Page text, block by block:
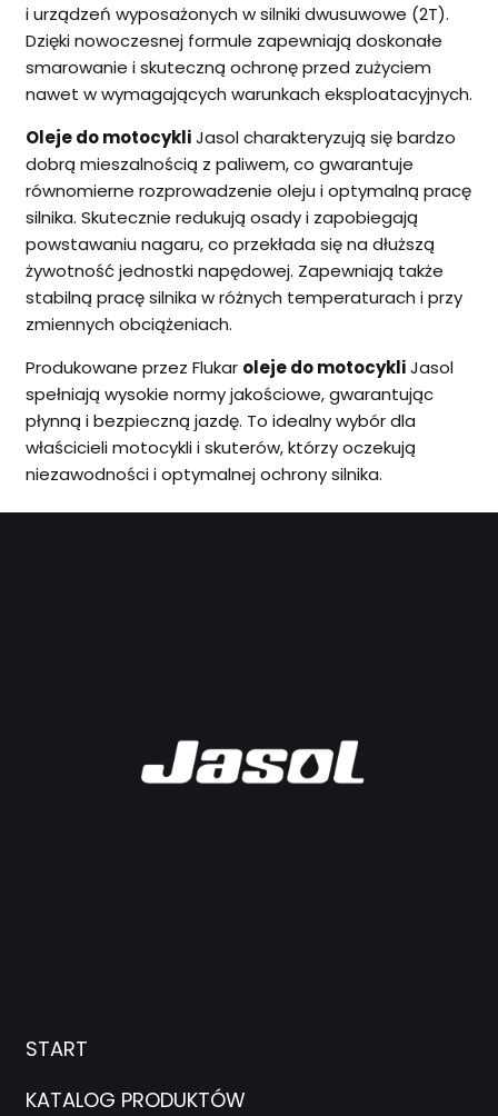
i urządzeń wyposażonych w silniki dwusuwowe (2T).
Dzięki nowoczesnej formule zapewniają doskonałe
smarowanie i skuteczną ochronę przed zużyciem
nawet w wymagających warunkach eksploatacyjnych.
Oleje do motocykliJasol charakteryzują się bardzo
dobrą mieszalnością z paliwem, co gwarantuje
równomierne rozprowadzenie oleju i optymalną pracę
silnika. Skutecznie redukują osady i zapobiegają
powstawaniu nagaru, co przekłada się na dłuższą
żywotność jednostki napędowej. Zapewniają także
stabilną pracę silnika w różnych temperaturach i przy
zmiennych obciążeniach.
Produkowane przez Flukar oleje do motocykliJasol
spełniają wysokie normy jakościowe, gwarantując
płynną i bezpieczną jazdę. To idealny wybór dla
właścicieli motocykli i skuterów, którzy oczekują
niezawodności i optymalnej ochrony silnika.
START
KATALOG PRODUKTÓW